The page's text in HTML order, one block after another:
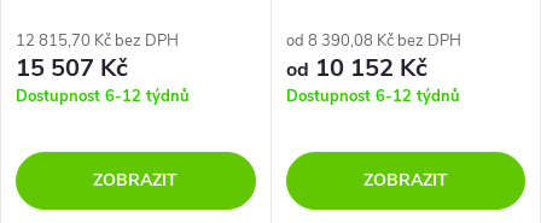
12 815,70 Kč bez DPH
15 507 Kč
Dostupnost 6-12 týdnů
ZOBRAZIT
od 8 390,08 Kč bez DPH
od 10 152 Kč
Dostupnost 6-12 týdnů
ZOBRAZIT